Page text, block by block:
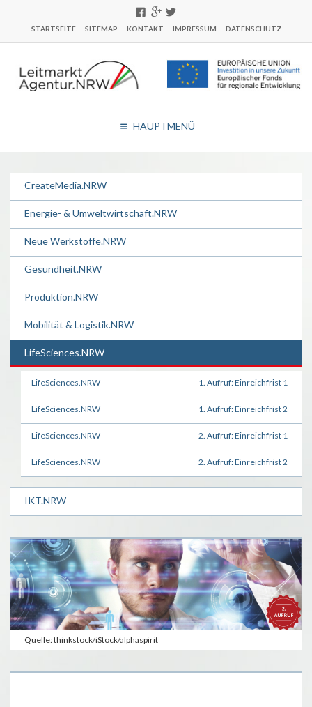
STARTSEITE SITEMAP KONTAKT IMPRESSUM DATENSCHUTZ
HAUPTMENÜ
CreateMedia.NRW
Energie- & Umweltwirtschaft.NRW
Neue Werkstoffe.NRW
Gesundheit.NRW
Produktion.NRW
Mobilität & Logistik.NRW
LifeSciences.NRW
1. Aufruf: Einreichfrist 1
LifeSciences.NRW
1. Aufruf: Einreichfrist 2
LifeSciences.NRW
2. Aufruf: Einreichfrist 1
LifeSciences.NRW
2. Aufruf: Einreichfrist 2
LifeSciences.NRW
IKT.NRW
Quelle: thinkstock/iStock/alphaspirit